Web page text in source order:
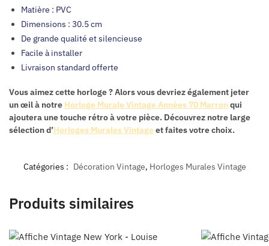
Matière : PVC
Dimensions : 30.5 cm
De grande qualité et silencieuse
Facile à installer
Livraison standard offerte
Vous aimez cette horloge ? Alors vous devriez également jeter
un œil à notre Horloge Murale Vintage Années 70 Marronqui
ajoutera une touche rétro à votre pièce. Découvrez notre large
sélection d’Horloges Murales Vintageet faites votre choix.
Catégories : Décoration Vintage, Horloges Murales Vintage
Produits similaires